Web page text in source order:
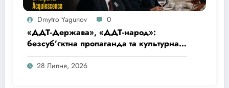
Dmytro Yagunov 0
«ДДТ-Держава», «ДДТ-народ»:
безсуб’єктна пропаганда та культурна
матриця імперської покірності
28 Липня, 2026